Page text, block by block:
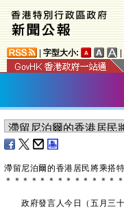
字型大小:
滯留尼泊爾的香港居民將乘搭
＊ ＊ ＊ ＊ ＊ ＊ ＊ ＊ ＊ ＊ ＊ ＊ ＊ ＊
政府發言人今日（五月三十